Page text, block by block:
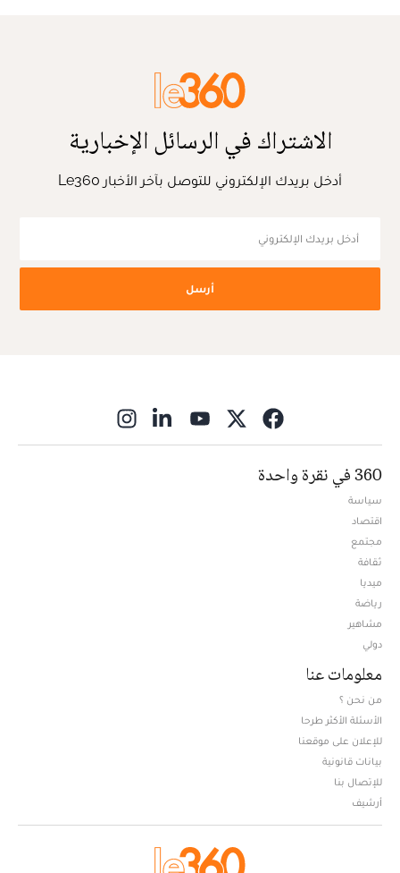
الاشتراك في الرسائل الإخبارية
أدخل بريدك الإلكتروني للتوصل بآخر الأخبار Le360
أرسل
360 في نقرة واحدة
سياسة
اقتصاد
مجتمع
ثقافة
ميديا
رياضة
مشاهير
دولي
معلومات عنا
من نحن ؟
الأسئلة الأكثر طرحا
للإعلان على موقعنا
بيانات قانونية
للإتصال بنا
أرشيف